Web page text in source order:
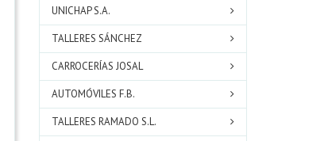
UNICHAP S.A.
TALLERES SÁNCHEZ
CARROCERÍAS JOSAL
AUTOMÓVILES F.B.
TALLERES RAMADO S.L.